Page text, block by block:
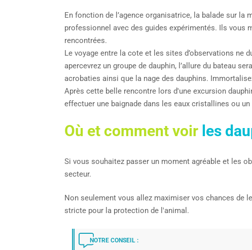
En fonction de l’agence organisatrice, la balade sur la
professionnel avec des guides expérimentés. Ils vous
rencontrées.
Le voyage entre la cote et les sites d’observations ne
apercevrez un groupe de dauphin, l’allure du bateau
acrobaties ainsi que la nage des dauphins.
Après cette belle rencontre lors d'une excursion
effectuer une baignade dans les eaux cristallines ou
Où et comment voir les
Si vous souhaitez passer un moment agréable et les
secteur.
Non seulement vous allez maximiser vos chances de
stricte pour la protection de l'animal.
NOTRE CONSEIL :